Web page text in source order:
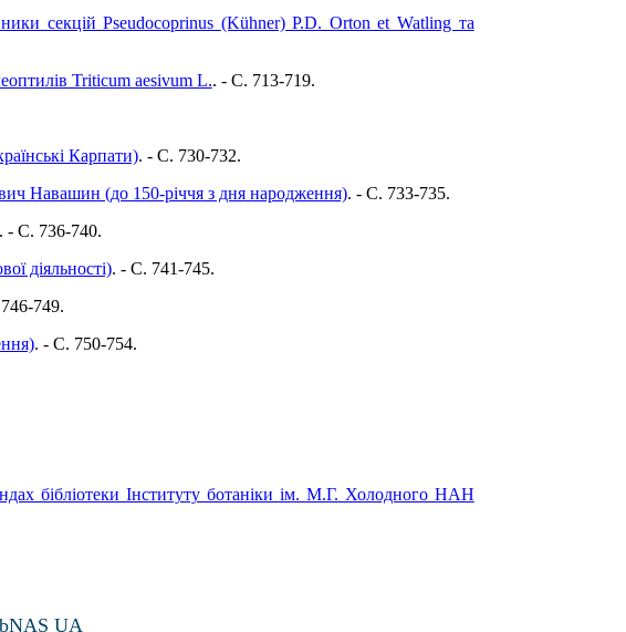
секцій Pseudocoprinus (Kühner) P.D. Orton et Watling та
Triticum aesivum L.. - C. 713-719.
Карпати). - C. 730-732.
Навашин (до 150-річчя з дня народження). - C. 733-735.
- C. 736-740.
діяльності). - C. 741-745.
749.
. - C. 750-754.
бібліотеки Інституту ботаніки ім. М.Г. Холодного НАН
UA